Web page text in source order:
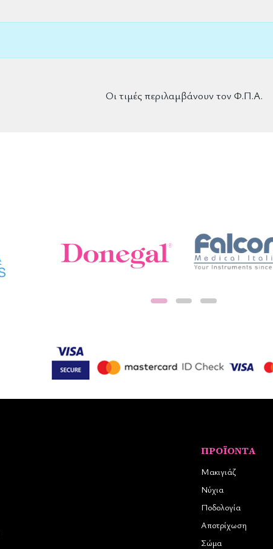
Οι τιμές περιλαμβάνουν τον Φ.Π.Α.
ΠΡΟΪΌΝΤΑ
Μακιγιάζ
Νύχια
Ποδολογία
Αποτρίχωση
Σώμα